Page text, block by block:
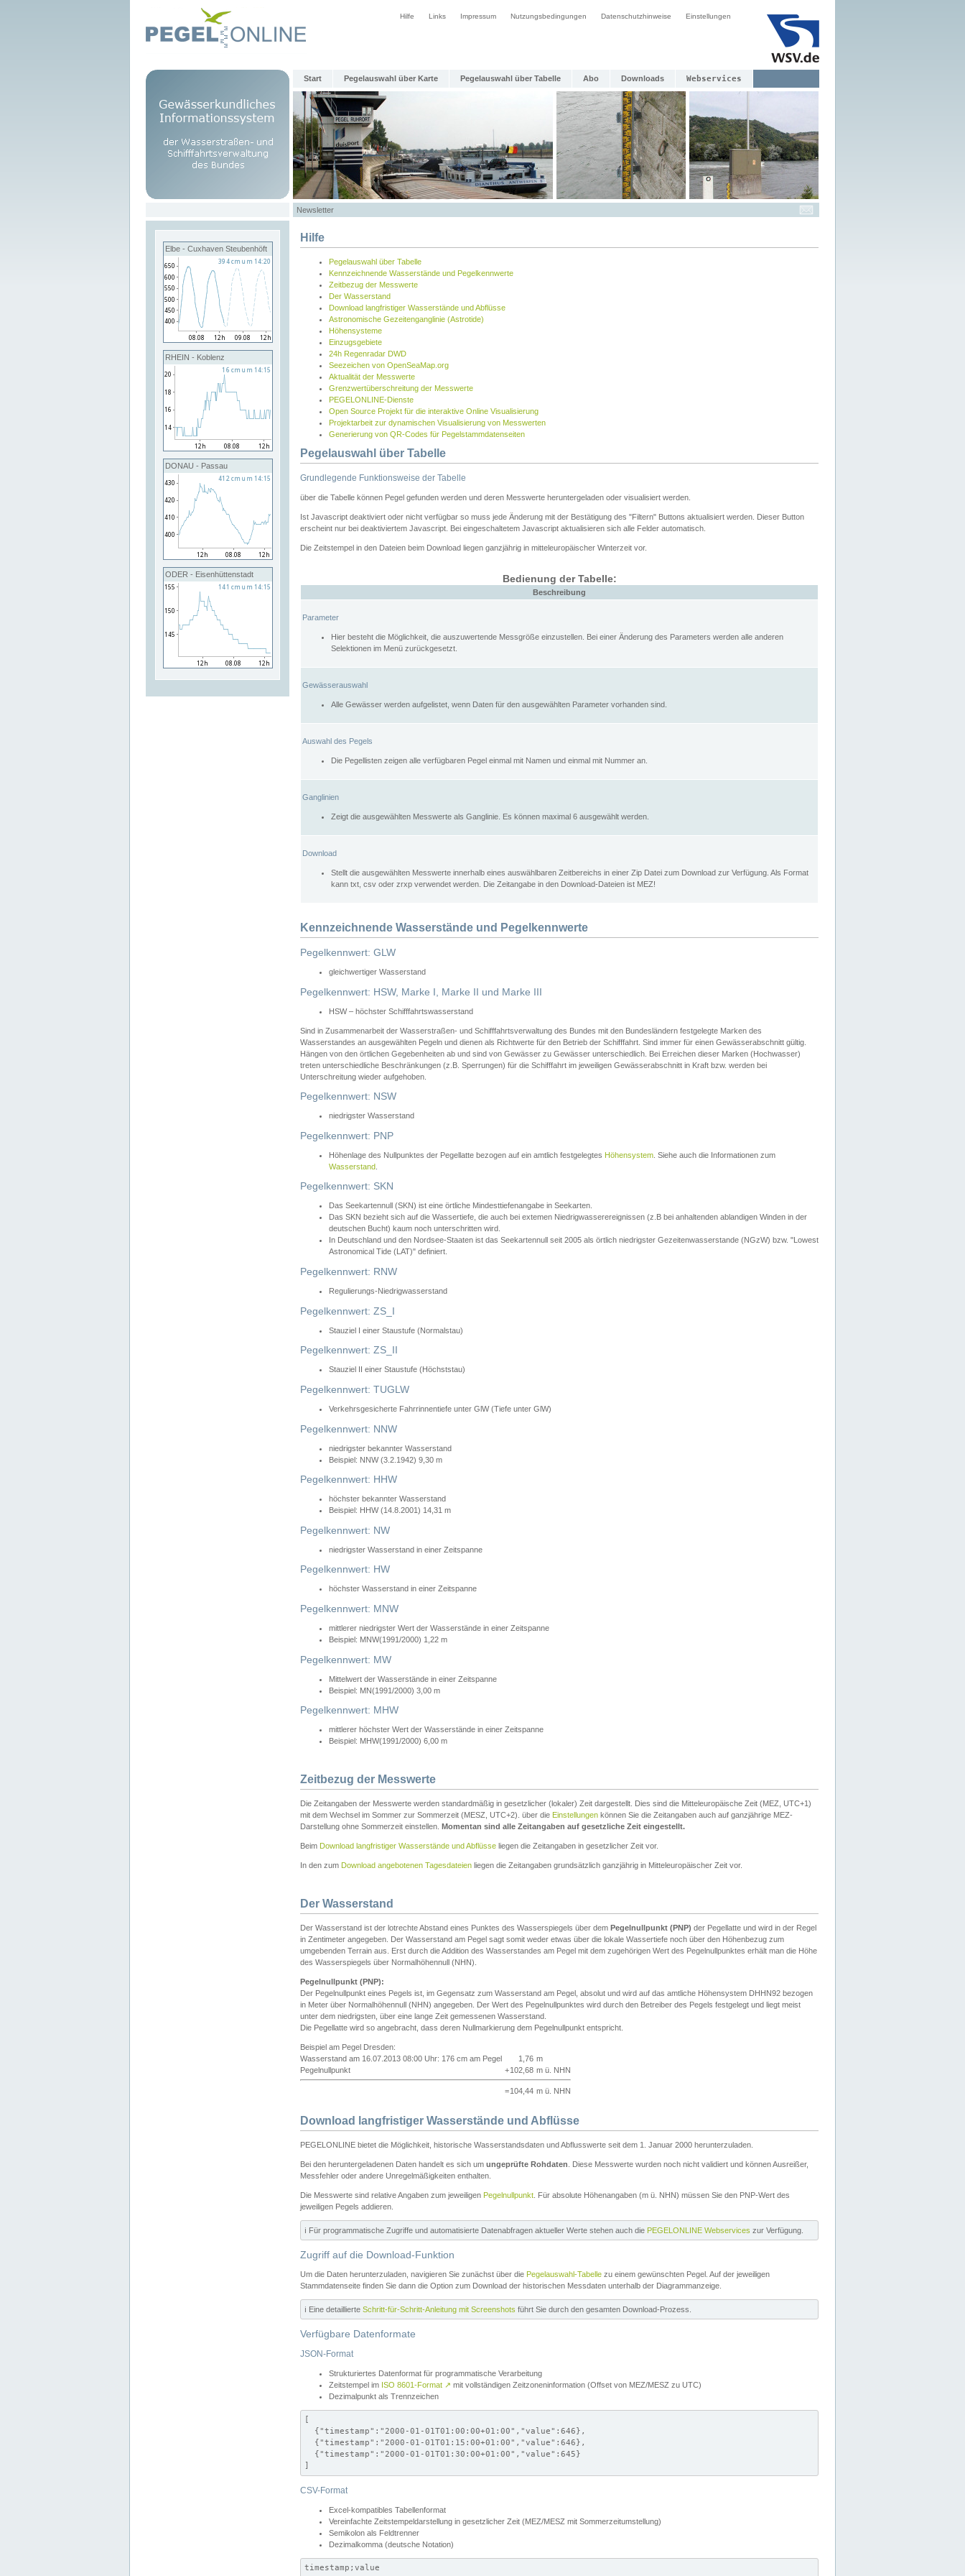
Hilfe Links Impressum Nutzungsbedingungen Datenschutzhinweise Einstellungen
Start Pegelauswahl über Karte Pegelauswahl über Tabelle Abo Downloads Webservices
Newsletter
Elbe - Cuxhaven Steubenhöft
RHEIN - Koblenz
DONAU - Passau
ODER - Eisenhüttenstadt
Hilfe
Pegelauswahl über Tabelle
Kennzeichnende Wasserstände und Pegelkennwerte
Zeitbezug der Messwerte
Der Wasserstand
Download langfristiger Wasserstände und Abflüsse
Astronomische Gezeitenganglinie (Astrotide)
Höhensysteme
Einzugsgebiete
24h Regenradar DWD
Seezeichen von OpenSeaMap.org
Aktualität der Messwerte
Grenzwertüberschreitung der Messwerte
PEGELONLINE-Dienste
Open Source Projekt für die interaktive Online Visualisierung
Projektarbeit zur dynamischen Visualisierung von Messwerten
Generierung von QR-Codes für Pegelstammdatenseiten
Pegelauswahl über Tabelle
Grundlegende Funktionsweise der Tabelle
über die Tabelle können Pegel gefunden werden und deren Messwerte heruntergeladen oder visualisiert werden.
Ist Javascript deaktiviert oder nicht verfügbar so muss jede Änderung mit der Bestätigung des "Filtern" Buttons aktualisiert werden. Dieser Button
erscheint nur bei deaktiviertem Javascript. Bei eingeschaltetem Javascript aktualisieren sich alle Felder automatisch.
Die Zeitstempel in den Dateien beim Download liegen ganzjährig in mitteleuropäischer Winterzeit vor.
Bedienung der Tabelle:
Beschreibung
Parameter
Hier besteht die Möglichkeit, die auszuwertende Messgröße einzustellen. Bei einer Änderung des Parameters werden alle anderen
Selektionen im Menü zurückgesetzt.
Gewässerauswahl
Alle Gewässer werden aufgelistet, wenn Daten für den ausgewählten Parameter vorhanden sind.
Auswahl des Pegels
Die Pegellisten zeigen alle verfügbaren Pegel einmal mit Namen und einmal mit Nummer an.
Ganglinien
Zeigt die ausgewählten Messwerte als Ganglinie. Es können maximal 6 ausgewählt werden.
Download
Stellt die ausgewählten Messwerte innerhalb eines auswählbaren Zeitbereichs in einer Zip Datei zum Download zur Verfügung. Als Format
kann txt, csv oder zrxp verwendet werden. Die Zeitangabe in den Download-Dateien ist MEZ!
Kennzeichnende Wasserstände und Pegelkennwerte
Pegelkennwert: GLW
gleichwertiger Wasserstand
Pegelkennwert: HSW, Marke I, Marke II und Marke III
HSW – höchster Schifffahrtswasserstand
Sind in Zusammenarbeit der Wasserstraßen- und Schifffahrtsverwaltung des Bundes mit den Bundesländern festgelegte Marken des
Wasserstandes an ausgewählten Pegeln und dienen als Richtwerte für den Betrieb der Schifffahrt. Sind immer für einen Gewässerabschnitt gültig.
Hängen von den örtlichen Gegebenheiten ab und sind von Gewässer zu Gewässer unterschiedlich. Bei Erreichen dieser Marken (Hochwasser)
treten unterschiedliche Beschränkungen (z.B. Sperrungen) für die Schifffahrt im jeweiligen Gewässerabschnitt in Kraft bzw. werden bei
Unterschreitung wieder aufgehoben.
Pegelkennwert: NSW
niedrigster Wasserstand
Pegelkennwert: PNP
Höhenlage des Nullpunktes der Pegellatte bezogen auf ein amtlich festgelegtes Höhensystem . Siehe auch die Informationen zum
Wasserstand
Pegelkennwert: SKN
Das Seekartennull (SKN) ist eine örtliche Mindesttiefenangabe in Seekarten.
Das SKN bezieht sich auf die Wassertiefe, die auch bei extemen Niedrigwasserereignissen (z.B bei anhaltenden ablandigen Winden in der
deutschen Bucht) kaum noch unterschritten wird.
In Deutschland und den Nordsee-Staaten ist das Seekartennull seit 2005 als örtlich niedrigster Gezeitenwasserstande (NGzW) bzw. "Lowest
Astronomical Tide (LAT)" definiert.
Pegelkennwert: RNW
Regulierungs-Niedrigwasserstand
Pegelkennwert: ZS_I
Stauziel I einer Staustufe (Normalstau)
Pegelkennwert: ZS_II
Stauziel II einer Staustufe (Höchststau)
Pegelkennwert: TUGLW
Verkehrsgesicherte Fahrrinnentiefe unter GlW (Tiefe unter GlW)
Pegelkennwert: NNW
niedrigster bekannter Wasserstand
Beispiel: NNW (3.2.1942) 9,30 m
Pegelkennwert: HHW
höchster bekannter Wasserstand
Beispiel: HHW (14.8.2001) 14,31 m
Pegelkennwert: NW
niedrigster Wasserstand in einer Zeitspanne
Pegelkennwert: HW
höchster Wasserstand in einer Zeitspanne
Pegelkennwert: MNW
mittlerer niedrigster Wert der Wasserstände in einer Zeitspanne
Beispiel: MNW(1991/2000) 1,22 m
Pegelkennwert: MW
Mittelwert der Wasserstände in einer Zeitspanne
Beispiel: MN(1991/2000) 3,00 m
Pegelkennwert: MHW
mittlerer höchster Wert der Wasserstände in einer Zeitspanne
Beispiel: MHW(1991/2000) 6,00 m
Zeitbezug der Messwerte
Die Zeitangaben der Messwerte werden standardmäßig in gesetzlicher (lokaler) Zeit dargestellt. Dies sind die Mitteleuropäische Zeit (MEZ, UTC+1)
mit dem Wechsel im Sommer zur Sommerzeit (MESZ, UTC+2). über die Einstellungen können Sie die Zeitangaben auch auf ganzjährige MEZ-
Darstellung ohne Sommerzeit einstellen. Momentan sind alle Zeitangaben auf gesetzliche Zeit eingestellt.
Beim Download langfristiger Wasserstände und Abflüsse liegen die Zeitangaben in gesetzlicher Zeit vor.
In den zum Download angebotenen Tagesdateien liegen die Zeitangaben grundsätzlich ganzjährig in Mitteleuropäischer Zeit vor.
Der Wasserstand
Der Wasserstand ist der lotrechte Abstand eines Punktes des Wasserspiegels über dem Pegelnullpunkt (PNP) der Pegellatte und wird in der Regel
in Zentimeter angegeben. Der Wasserstand am Pegel sagt somit weder etwas über die lokale Wassertiefe noch über den Höhenbezug zum
umgebenden Terrain aus. Erst durch die Addition des Wasserstandes am Pegel mit dem zugehörigen Wert des Pegelnullpunktes erhält man die Höhe
des Wasserspiegels über Normalhöhennull (NHN).
Pegelnullpunkt (PNP):
Der Pegelnullpunkt eines Pegels ist, im Gegensatz zum Wasserstand am Pegel, absolut und wird auf das amtliche Höhensystem DHHN92 bezogen
in Meter über Normalhöhennull (NHN) angegeben. Der Wert des Pegelnullpunktes wird durch den Betreiber des Pegels festgelegt und liegt meist
unter dem niedrigsten, über eine lange Zeit gemessenen Wasserstand.
Die Pegellatte wird so angebracht, dass deren Nullmarkierung dem Pegelnullpunkt entspricht.
Beispiel am Pegel Dresden:
Wasserstand am 16.07.2013 08:00 Uhr: 176 cm am Pegel
1,76 m
Pegelnullpunkt
+102,68 m ü. NHN
=104,44 m ü. NHN
Download langfristiger Wasserstände und Abflüsse
PEGELONLINE bietet die Möglichkeit, historische Wasserstandsdaten und Abflusswerte seit dem 1. Januar 2000 herunterzuladen.
Bei den heruntergeladenen Daten handelt es sich um ungeprüfte Rohdaten . Diese Messwerte wurden noch nicht validiert und können Ausreißer,
Messfehler oder andere Unregelmäßigkeiten enthalten.
Die Messwerte sind relative Angaben zum jeweiligen Pegelnullpunkt . Für absolute Höhenangaben (m ü. NHN) müssen Sie den PNP-Wert des
jeweiligen Pegels addieren.
ℹ️ Für programmatische Zugriffe und automatisierte Datenabfragen aktueller Werte stehen auch die PEGELONLINE Webservices zur Verfügung.
Zugriff auf die Download-Funktion
Um die Daten herunterzuladen, navigieren Sie zunächst über die Pegelauswahl-Tabelle zu einem gewünschten Pegel. Auf der jeweiligen
Stammdatenseite finden Sie dann die Option zum Download der historischen Messdaten unterhalb der Diagrammanzeige.
ℹ️ Eine detaillierte Schritt-für-Schritt-Anleitung mit Screenshots führt Sie durch den gesamten Download-Prozess.
Verfügbare Datenformate
JSON-Format
Strukturiertes Datenformat für programmatische Verarbeitung
Zeitstempel im ISO 8601-Format ↗ mit vollständigen Zeitzoneninformation (Offset von MEZ/MESZ zu UTC)
Dezimalpunkt als Trennzeichen
[
  {"timestamp":"2000-01-01T01:00:00+01:00","value":646},
  {"timestamp":"2000-01-01T01:15:00+01:00","value":646},
  {"timestamp":"2000-01-01T01:30:00+01:00","value":645}
]
CSV-Format
Excel-kompatibles Tabellenformat
Vereinfachte Zeitstempeldarstellung in gesetzlicher Zeit (MEZ/MESZ mit Sommerzeitumstellung)
Semikolon als Feldtrenner
Dezimalkomma (deutsche Notation)
timestamp;value